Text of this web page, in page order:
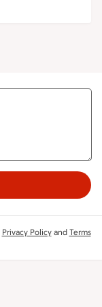
Privacy Policyand Terms